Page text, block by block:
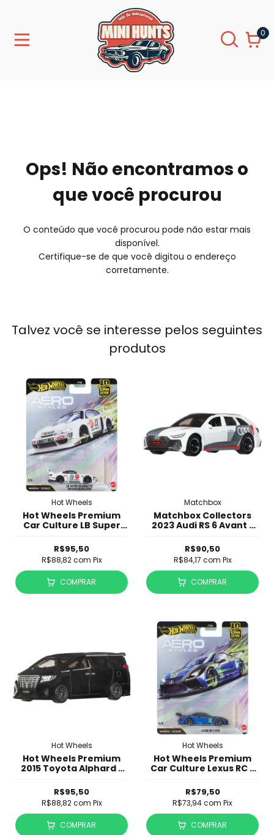
0
Ops! Não encontramos o
que você procurou
O conteúdo que você procurou pode não estar mais
disponível.
Certifique-se de que você digitou o endereço
corretamente.
Talvez você se interesse pelos seguintes
produtos
Hot Wheels
Hot Wheels Premium
Car Culture LB Super
(S15)
R$95,50
R$88,82com Pix
COMPRAR
Matchbox
Matchbox Collectors
2023 Audi RS 6 Avant -
R$90,50
R$84,17 com Pix
COMPRAR
Hot Wheels
Hot Wheels Premium
2015 Toyota Alphard -
R$95,50
R$88,82com Pix
COMPRAR
Hot Wheels
Hot Wheels Premium
Car Culture Lexus RC F
R$79,50
R$73,94com Pix
COMPRAR